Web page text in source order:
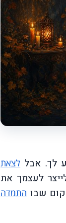
לך. אבל לצאת
לעצמך את
שבו התמדה